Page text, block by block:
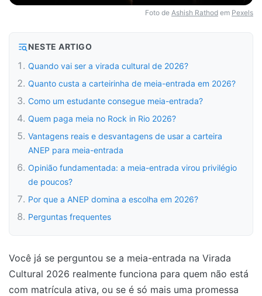
Foto de Ashish Rathod em Pexels
NESTE ARTIGO
Quando vai ser a virada cultural de 2026?
Quanto custa a carteirinha de meia-entrada em 2026?
Como um estudante consegue meia-entrada?
Quem paga meia no Rock in Rio 2026?
Vantagens reais e desvantagens de usar a carteira
ANEP para meia-entrada
Opinião fundamentada: a meia-entrada virou privilégio
de poucos?
Por que a ANEP domina a escolha em 2026?
Perguntas frequentes
Você já se perguntou se a meia-entrada na Virada
Cultural 2026 realmente funciona para quem não está
com matrícula ativa, ou se é só mais uma promessa